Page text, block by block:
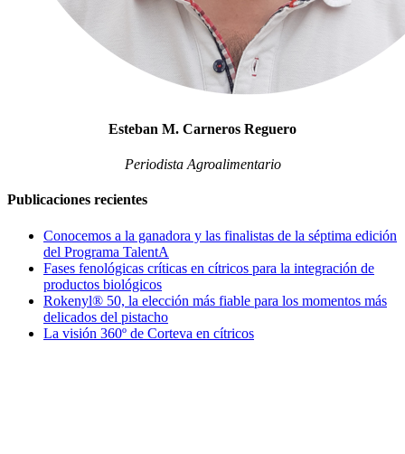
Esteban M. Carneros Reguero
Periodista Agroalimentario
Publicaciones recientes
Conocemos a la ganadora y las finalistas de la séptima edición
del Programa TalentA
Fases fenológicas críticas en cítricos para la integración de
productos biológicos
Rokenyl® 50, la elección más fiable para los momentos más
delicados del pistacho
La visión 360º de Corteva en cítricos